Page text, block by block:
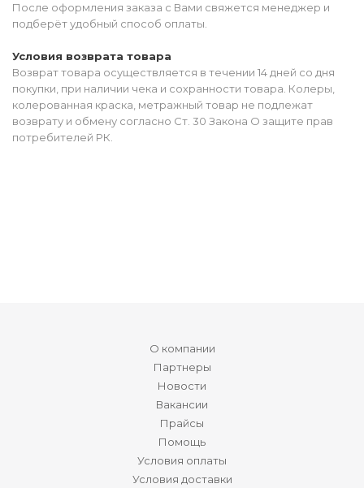
После оформления заказа с Вами свяжется менеджер и
подберёт удобный способ оплаты.
Условия возврата товара
Возврат товара осуществляется в течении 14 дней со дня
покупки, при наличии чека и сохранности товара. Колеры,
колерованная краска, метражный товар не подлежат
возврату и обмену согласно Ст. 30 Закона О защите прав
потребителей РК.
О компании
Партнеры
Новости
Вакансии
Прайсы
Помощь
Условия оплаты
Условия доставки